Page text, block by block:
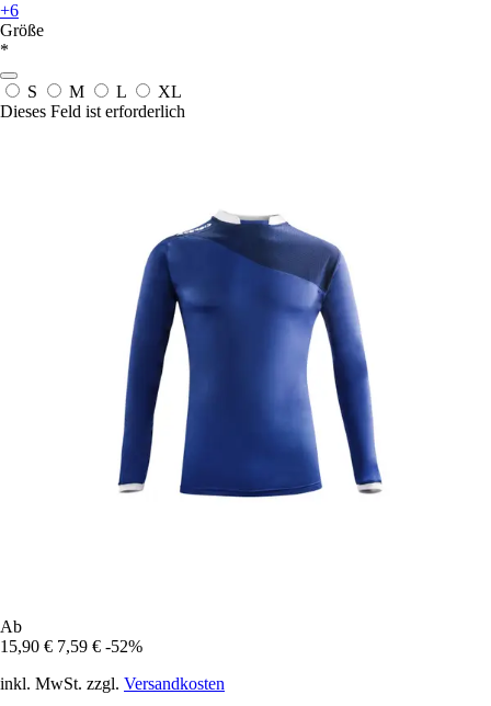
+6
Größe
*
S M L
XL
Dieses Feld ist erforderlich
Ab
15,90 € 7,59 € -52%
inkl. MwSt. zzgl. Versandkosten